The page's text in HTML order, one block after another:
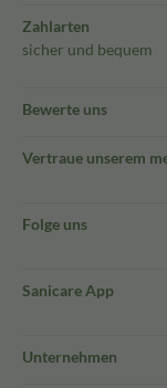
Zahlarten
sicher und bequem
Bewerte uns
Vertraue unserem
Folge uns
Sanicare App
Unternehmen